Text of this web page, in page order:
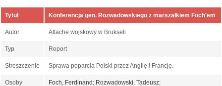
Tytuł Konferencja gen. Rozwadowskiego z marszałkiem Foch'em
Autor Attache wojskowy w Brukseli
Typ Report
Streszczenie Sprawa poparcia Polski przez Anglię i Francję.
Osoby Foch, Ferdinand ; Rozwadowski, Tadeusz;